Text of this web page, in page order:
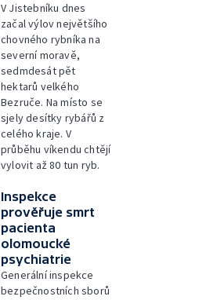
V Jistebníku dnes
začal výlov největšího
chovného rybníka na
severní moravě,
sedmdesát pět
hektarů velkého
Bezruče. Na místo se
sjely desítky rybářů z
celého kraje. V
průběhu víkendu chtějí
vylovit až 80 tun ryb.
Inspekce
prověřuje smrt
pacienta
olomoucké
psychiatrie
Generální inspekce
bezpečnostních sborů